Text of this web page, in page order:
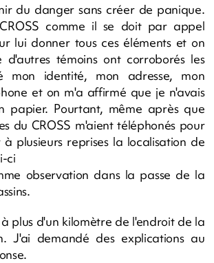
du danger sans créer de panique.
comme il se doit par appel
lui donner tous ces éléments et on
d'autres témoins ont corroborés les
mon identité, mon adresse, mon
et on m'a affirmé que je n'avais
papier. Pourtant, même après que
du CROSS m'aient téléphonés pour
plusieurs reprises la localisation de
ci
observation dans la passe de la
plus d'un kilomètre de l'endroit de la
J'ai demandé des explications au